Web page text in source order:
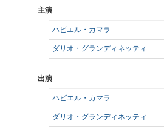
主演
ハビエル・カマラ
ダリオ・グランディネッティ
出演
ハビエル・カマラ
ダリオ・グランディネッティ